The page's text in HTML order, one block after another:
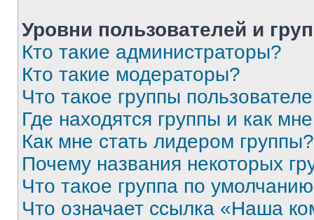
Уровни пользователей и
Кто такие администраторы?
Кто такие модераторы?
Что такое группы
Где находятся группы и как
Как мне стать лидером группы?
Почему названия некоторых
Что такое группа по
Что означает ссылка «Наша